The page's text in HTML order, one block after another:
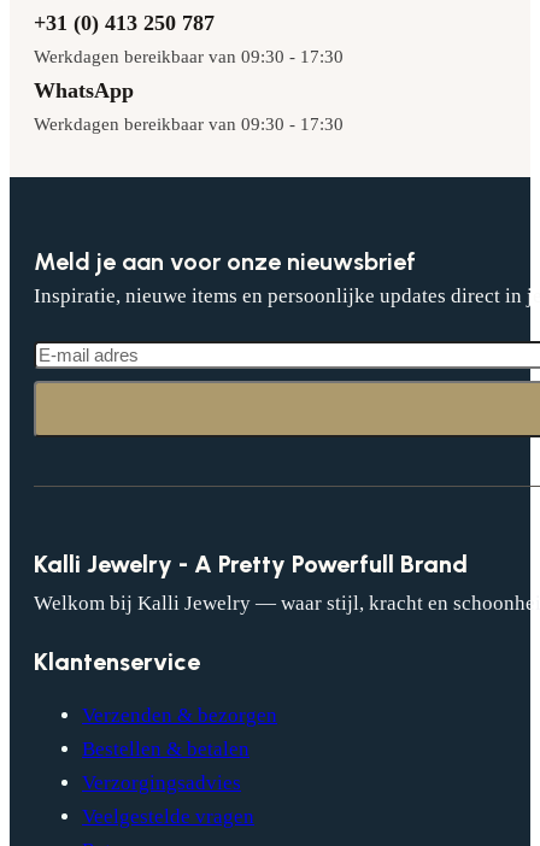
+31 (0) 413 250 787
Werkdagen bereikbaar van 09:30 - 17:30
WhatsApp
Werkdagen bereikbaar van 09:30 - 17:30
Meld je aan voor onze nieuwsbrief
Inspiratie, nieuwe items en persoonlijke updates direct in
Kalli Jewelry - A Pretty Powerfull Brand
Welkom bij Kalli Jewelry — waar stijl, kracht en
Klantenservice
Verzenden & bezorgen
Bestellen & betalen
Verzorgingsadvies
Veelgestelde vragen